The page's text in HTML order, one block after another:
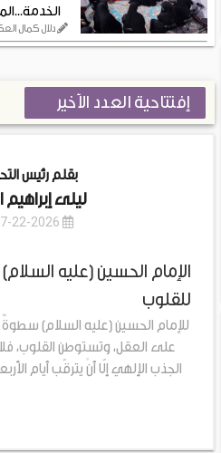
دلال كمال
إفتتاحية العدد الأخير
بقلم رئيس
ليلى إبراهيم
الإمام الحسين (عليه
للقلوب
للإمام الحسين (عليه السلام)
على العقل، وتستوطن القلوب،
الجذب الإلهي إلّا أنْ يترقّب أيام